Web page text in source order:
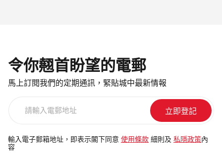
令你翹首盼望的電郵
馬上訂閱我們的定期通訊，緊貼城中最新情報
電
郵
輸入電子郵箱地址，即表示閣下同意 使用條款 細則及 私隱政策 內
容